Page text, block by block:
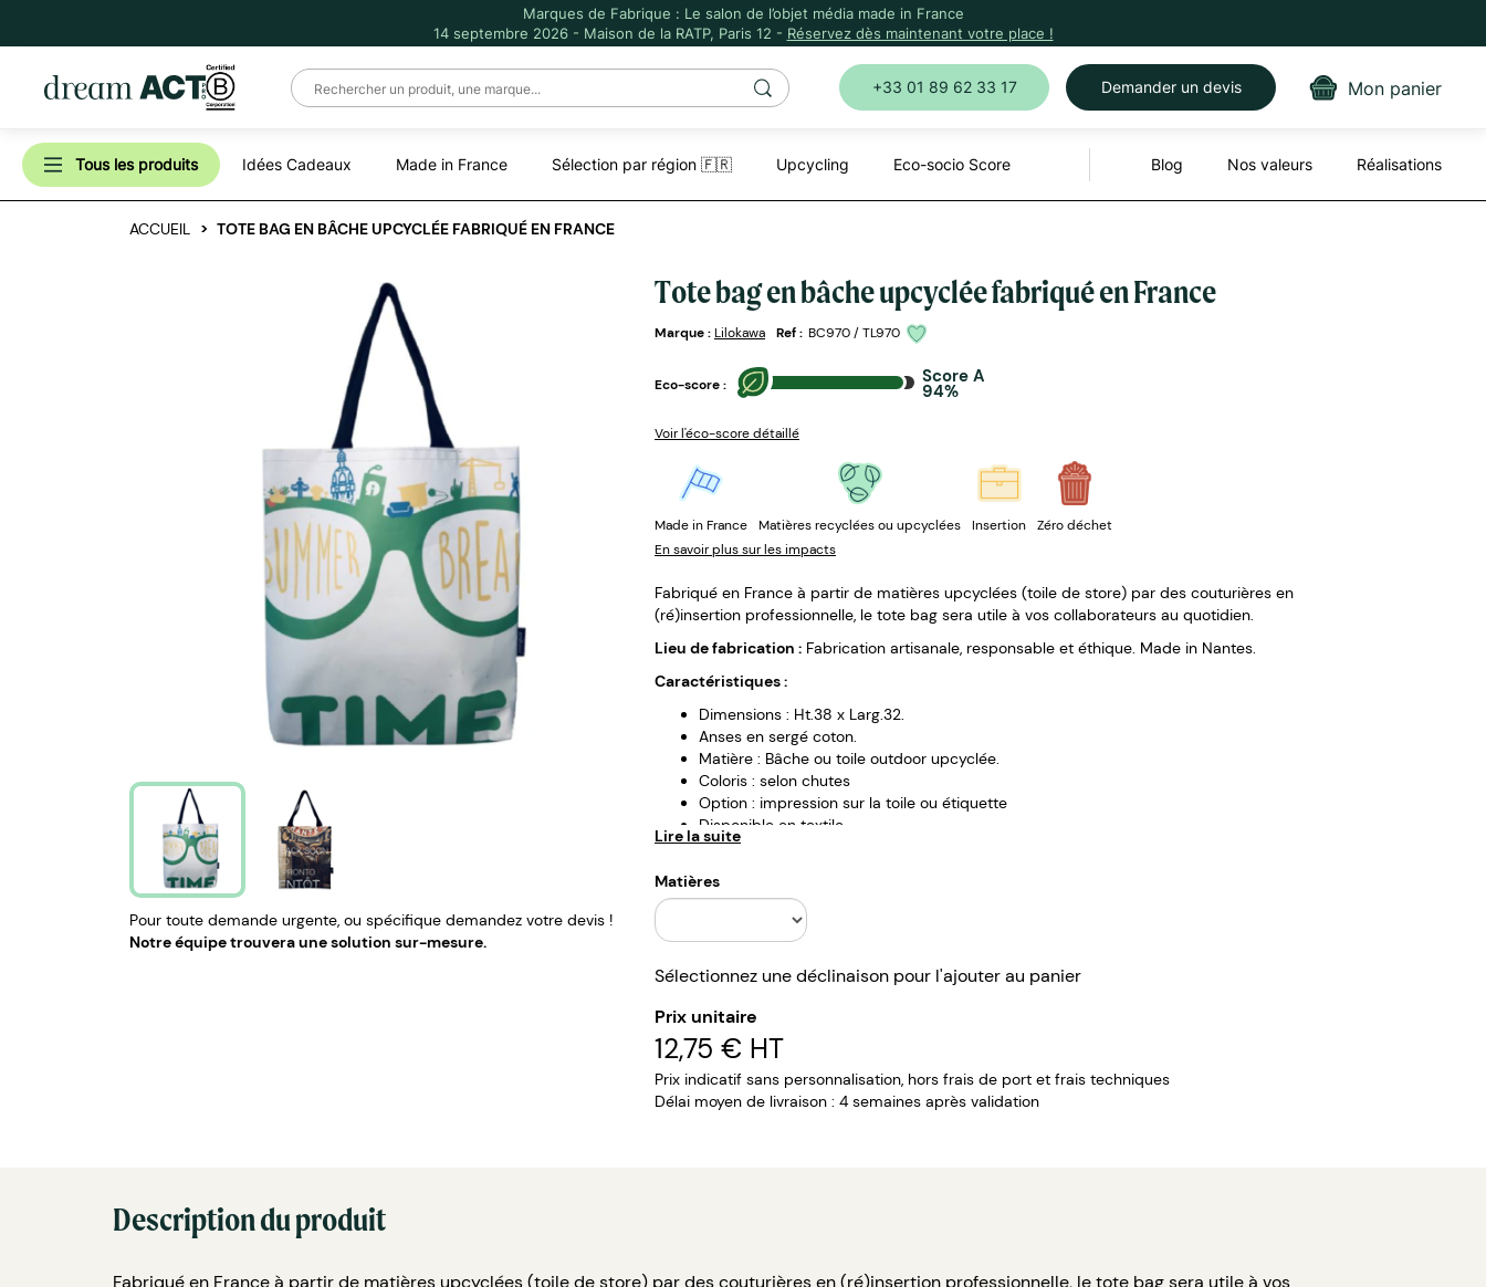
Marques de Fabrique : Le salon de l’objet média made in France
14 septembre 2026 - Maison de la RATP, Paris 12 - Réservez dès maintenant votre place !
+33 01 89 62 33 17 Demander un devis Mon panier
Tous les produits Idées Cadeaux Made in France Sélection par région 🇫🇷 Upcycling Eco-socio Score Blog Nos valeurs Réalisations
ACCUEIL TOTE BAG EN BÂCHE UPCYCLÉE FABRIQUÉ EN FRANCE
Pour toute demande urgente, ou spécifique demandez votre devis !
Notre équipe trouvera une solution sur-mesure.
Tote bag en bâche upcyclée fabriqué en France
Marque :Lilokawa Ref : BC970 / TL970
Eco-score : Score A
94%
Voir l'éco-score détaillé
Made in France Matières recyclées ou upcyclées Insertion
Zéro déchet
En savoir plus sur les impacts
Fabriqué en France à partir de matières upcyclées (toile de store) par des couturières en
(ré)insertion professionnelle, le tote bag sera utile à vos collaborateurs au quotidien.
Lieu de fabrication : Fabrication artisanale, responsable et éthique. Made in Nantes.
Caractéristiques :
Dimensions : Ht.38 x Larg.32.
Anses en sergé coton.
Matière : Bâche ou toile outdoor upcyclée.
Coloris : selon chutes
Option : impression sur la toile ou étiquette
Disponible en textile.
Lire la suite
Matières
Sélectionnez une déclinaison pour l'ajouter au panier
Prix unitaire
12,75 € HT
Prix indicatif sans personnalisation, hors frais de port et frais techniques
Délai moyen de livraison : 4 semaines après validation
Description du produit
Fabriqué en France à partir de matières upcyclées (toile de store) par des couturières en (ré)insertion professionnelle, le tote bag sera utile à vos